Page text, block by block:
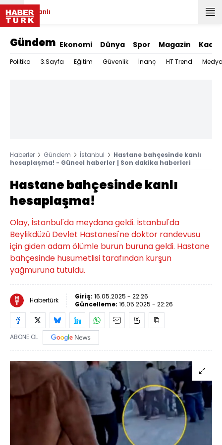
Canlı
Gündem Ekonomi Dünya Spor Magazin Kadın
Politika 3.Sayfa Eğitim Güvenlik İnanç HT Trend
Haberler Gündem İstanbul
Hastane bahçesinde kanlı
hesaplaşma! - Güncel haberler | Son dakika haberleri
Hastane bahçesinde kanlı
hesaplaşma!
Olay, İstanbul'da meydana geldi. İstanbul'da
Beylikdüzü Devlet Hastanesi'ne doktor randevusu
için giden adam ölümle burun buruna geldi. Hastane
bahçesinde husumetlisi tarafından kurşun
yağmuruna tutuldu.
Habertürk Giriş: 16.05.2025 - 22:26
Güncelleme: 16.05.2025 - 22:26
ABONE OL